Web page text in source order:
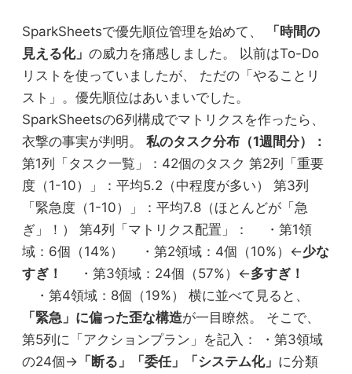
SparkSheetsで優先順位管理を始めて、
「時間の
見える化」 の威力を痛感しました。 以前はTo-Do
リストを使っていましたが、 ただの「やることリ
スト」。優先順位はあいまいでした。
SparkSheetsの6列構成でマトリクスを作ったら、
衣撃の事実が判明。 私のタスク分布（1週間分）：
第1列「タスク一覧」：42個のタスク 第2列「重要
度（1-10）」：平均5.2（中程度が多い） 第3列
「緊急度（1-10）」：平均7.8（ほとんどが「急
ぎ」！） 第4列「マトリクス配置」： ・第1領
域：6個（14%） ・第2領域：4個（10%）←少な
すぎ！
・第3領域：24個（57%）←多すぎ！
・第4領域：8個（19%） 横に並べて見ると、
「緊急」に偏った歪な構造が一目瞭然。 そこで、
第5列に「アクションプラン」を記入： ・第3領域
の24個→ 「断る」「委任」「システム化」 に分類